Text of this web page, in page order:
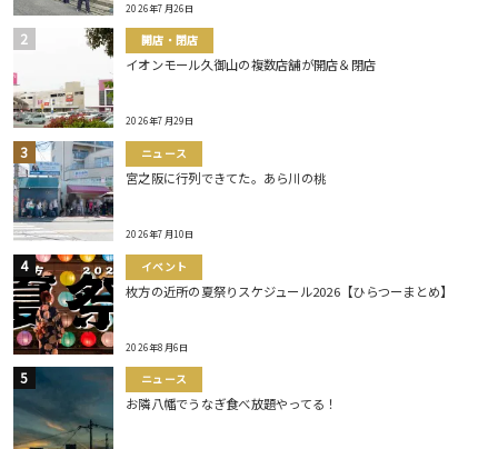
2026年7月26日
開店・閉店
イオンモール久御山の複数店舗が開店＆閉店
2026年7月29日
ニュース
宮之阪に行列できてた。あら川の桃
2026年7月10日
イベント
枚方の近所の夏祭りスケジュール2026【ひらつーまとめ】
2026年8月6日
ニュース
お隣八幡でうなぎ食べ放題やってる！